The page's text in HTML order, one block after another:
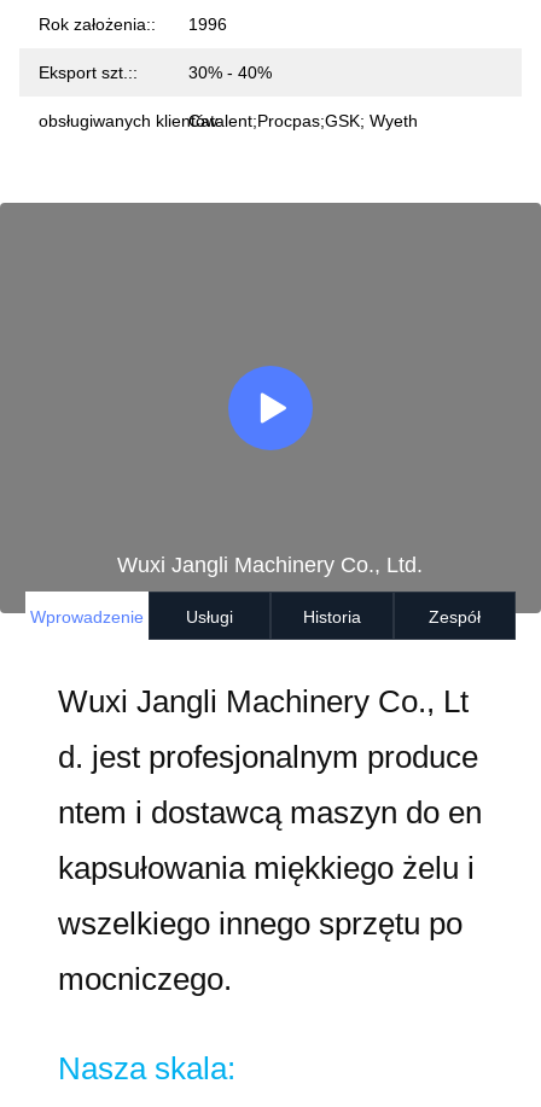
Rok założenia:: 1996
Eksport szt.:: 30% - 40%
obsługiwanych klientów:Catalent;Procpas;GSK; Wyeth
Wuxi Jangli Machinery Co., Ltd.
Wprowadzenie Usługi Historia Zespół
Wuxi Jangli Machinery Co., Lt
d. jest profesjonalnym produce
ntem i dostawcą maszyn do en
kapsułowania miękkiego żelu i
wszelkiego innego sprzętu po
mocniczego.
Nasza skala: